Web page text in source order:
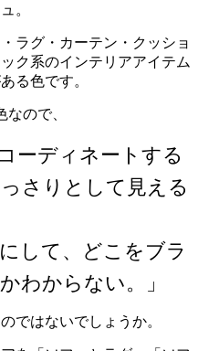
。
ラグ・カーテン・クッショ
ク系のインテリアアイテム
る色です。
ので、
ーディネートする
さりとして見える
して、どこをブラ
わからない。」
ではないでしょうか。